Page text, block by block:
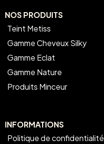
NOS PRODUITS
Teint Metiss
Gamme Cheveux Silky
Gamme Eclat
Gamme Nature
Produits Minceur
INFORMATIONS
Politique de confidentialité